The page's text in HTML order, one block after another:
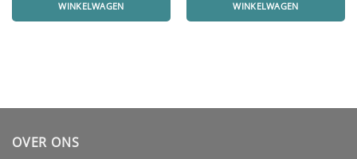
WINKELWAGEN
WINKELWAGEN
OVER ONS